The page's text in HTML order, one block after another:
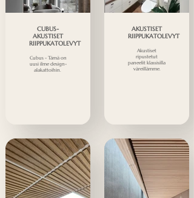
CUBUS-
AKUSTISET
RIIPPUKATOLEVYT
Cubus - Tämä on
uusi ilme design-
alakattoihin.
AKUSTISET
RIIPPUKATOLEVYT
Akustiset
ripustetut
paneelit klassisilla
väreillämme.